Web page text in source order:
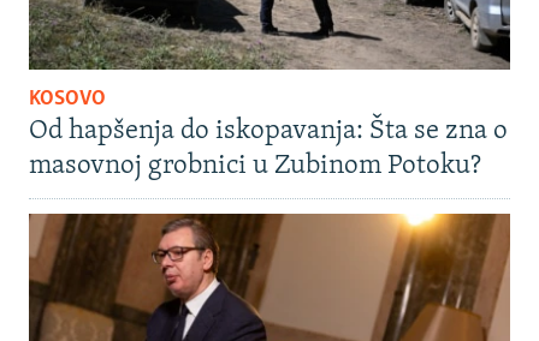
KOSOVO
Od hapšenja do iskopavanja: Šta se zna o
masovnoj grobnici u Zubinom Potoku?